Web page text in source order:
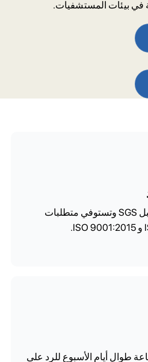
في بيئات المستشفيات.
ورشة عمل معتمدة من قبل SGS وتستوفي متطلبات
طوال أيام الأسبوع للرد على